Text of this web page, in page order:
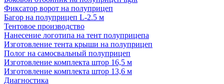
Фиксатор ворот на полуприцеп
Багор на полуприцеп L-2.5 м
Тентовое производство
Нанесение логотипа на тент полуприцепа
Изготовление тента крыши на полуприцеп
Полог на самосвальный полуприцеп
Изготовление комплекта штор 16,5 м
Изготовление комплекта штор 13,6 м
Диагностика